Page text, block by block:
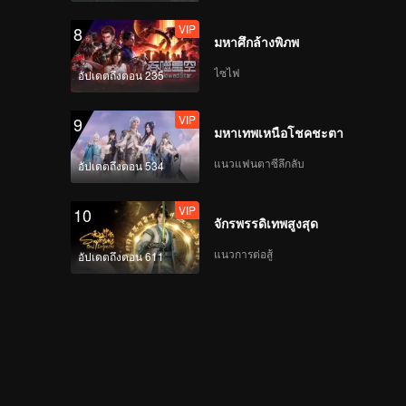
8
อัปเดตถึงตอน 235
VIP
มหาศึกล้างพิภพ
ไซไฟ
9
อัปเดตถึงตอน 534
VIP
มหาเทพเหนือโชคชะตา
แนวแฟนตาซีลึกลับ
10
อัปเดตถึงตอน 611
VIP
จักรพรรดิเทพสูงสุด
แนวการต่อสู้